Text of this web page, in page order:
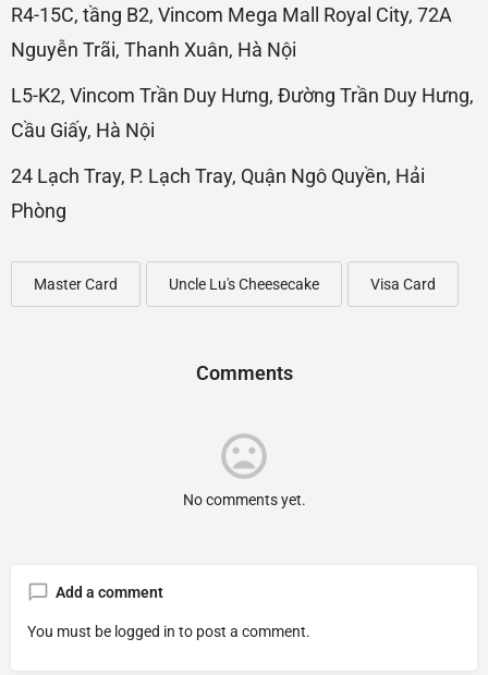
R4-15C, tầng B2, Vincom Mega Mall Royal City, 72A
Nguyễn Trãi, Thanh Xuân, Hà Nội
L5-K2, Vincom Trần Duy Hưng, Đường Trần Duy Hưng,
Cầu Giấy, Hà Nội
24 Lạch Tray, P. Lạch Tray, Quận Ngô Quyền, Hải
Phòng
Master Card Uncle Lu's Cheesecake Visa Card
Comments
No comments yet.
Add a comment
You must be logged in to post a comment.